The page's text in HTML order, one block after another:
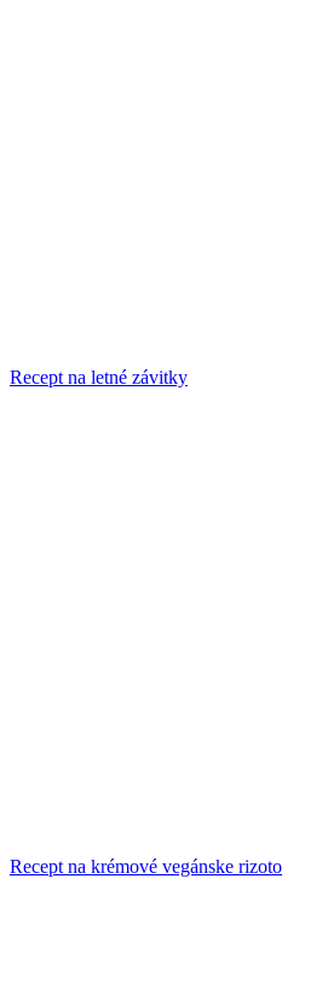
Recept na letné závitky
Recept na krémové vegánske rizoto